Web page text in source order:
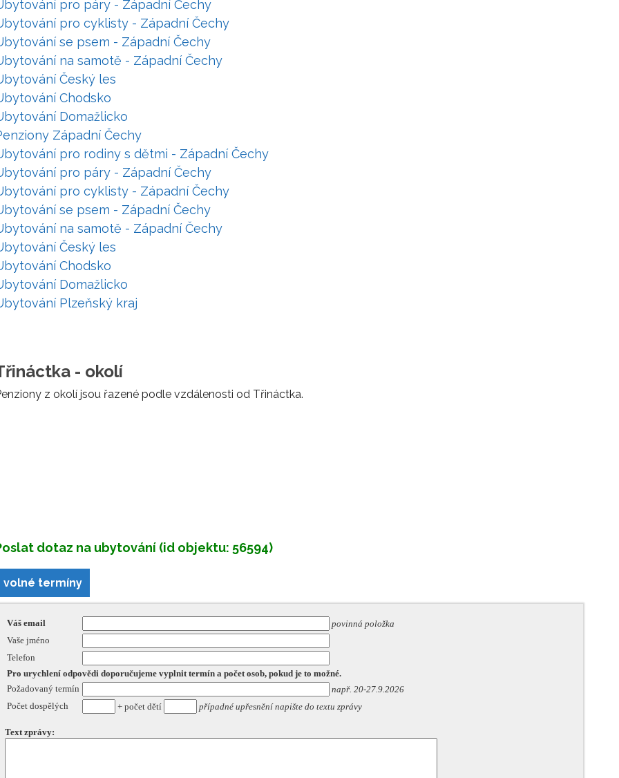
pro páry - Západní Čechy
pro cyklisty - Západní Čechy
se psem - Západní Čechy
na samotě - Západní Čechy
Český les
Chodsko
Domažlicko
Západní Čechy
pro rodiny s dětmi - Západní Čechy
pro páry - Západní Čechy
pro cyklisty - Západní Čechy
se psem - Západní Čechy
na samotě - Západní Čechy
Český les
Chodsko
Domažlicko
Plzeňský kraj
- okolí
z okolí jsou řazené podle vzdálenosti od Třináctka.
dotaz na ubytování (id objektu: 56594)
volné termíny